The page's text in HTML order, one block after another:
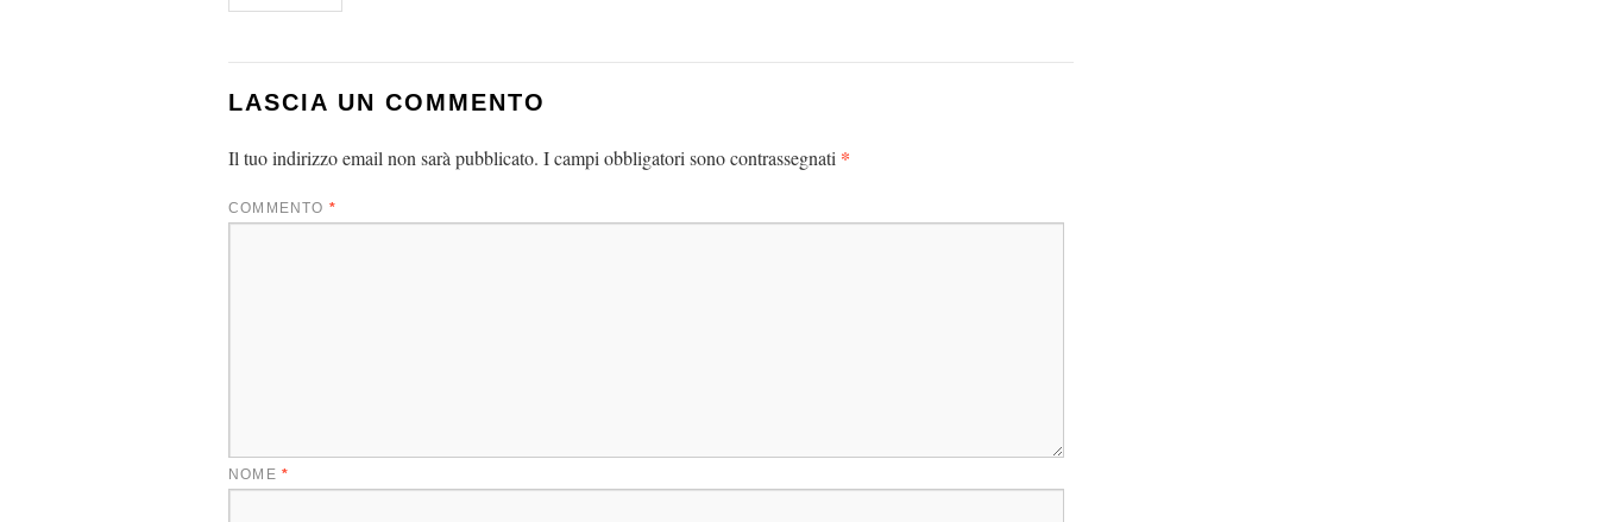
LASCIA UN COMMENTO
Il tuo indirizzo email non sarà pubblicato. I campi obbligatori sono contrassegnati *
COMMENTO *
NOME *